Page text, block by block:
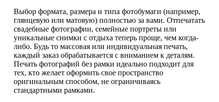
Выбор формата, размера и типа фотобумаги (например,
глянцевую или матовую) полностью за вами. Отпечатать
свадебные фотографии, семейные портреты или
уникальные снимки с отдыха теперь проще, чем когда-
либо. Будь то массовая или индивидуальная печать,
каждый заказ обрабатывается с вниманием к деталям.
Печать фотографий без рамки идеально подходит для
тех, кто желает оформить свое пространство
оригинальным способом, не ограничиваясь
стандартными рамками.